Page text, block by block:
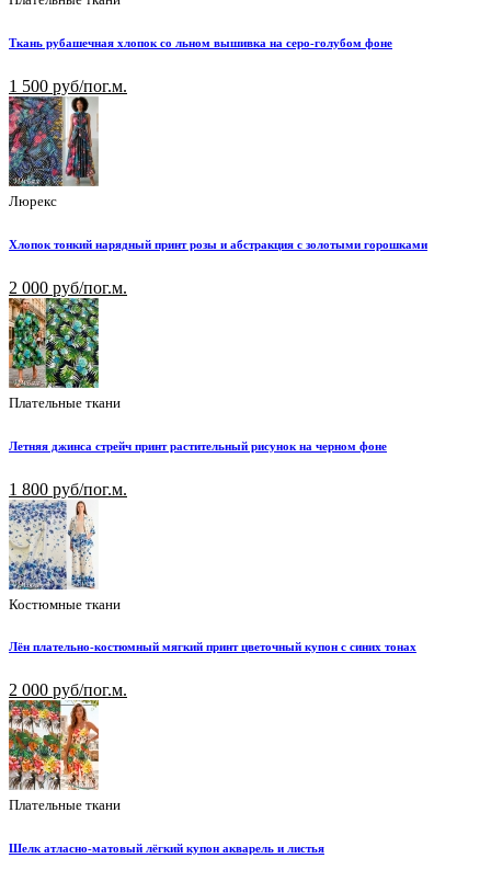
Ткань рубашечная хлопок со льном вышивка на серо-голубом фоне
1 500 руб/пог.м.
Люрекс
Хлопок тонкий нарядный принт розы и абстракция с золотыми горошками
2 000 руб/пог.м.
Плательные ткани
Летняя джинса стрейч принт растительный рисунок на черном фоне
1 800 руб/пог.м.
Костюмные ткани
Лён плательно-костюмный мягкий принт цветочный купон с синих тонах
2 000 руб/пог.м.
Плательные ткани
Шелк атласно-матовый лёгкий купон акварель и листья